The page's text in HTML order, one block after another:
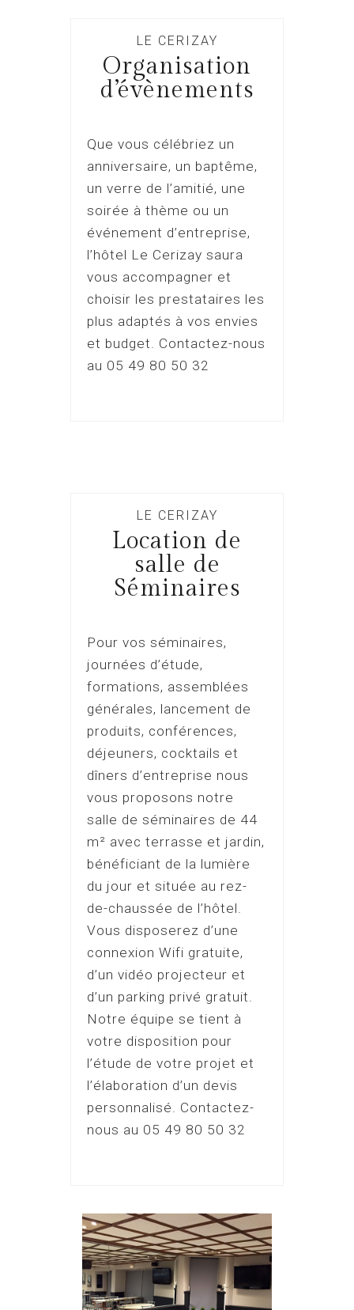
LE CERIZAY
Organisation
d’évènements
Que vous célébriez un
anniversaire, un baptême,
un verre de l’amitié, une
soirée à thème ou un
événement d’entreprise,
l’hôtel Le Cerizay saura
vous accompagner et
choisir les prestataires les
plus adaptés à vos envies
et budget. Contactez-nous
au 05 49 80 50 32
LE CERIZAY
Location de
salle de
Séminaires
Pour vos séminaires,
journées d’étude,
formations, assemblées
générales, lancement de
produits, conférences,
déjeuners, cocktails et
dîners d’entreprise nous
vous proposons notre
salle de séminaires de 44
m² avec terrasse et jardin,
bénéficiant de la lumière
du jour et située au rez-
de-chaussée de l’hôtel.
Vous disposerez d’une
connexion Wifi gratuite,
d’un vidéo projecteur et
d’un parking privé gratuit.
Notre équipe se tient à
votre disposition pour
l’étude de votre projet et
l’élaboration d’un devis
personnalisé. Contactez-
nous au 05 49 80 50 32